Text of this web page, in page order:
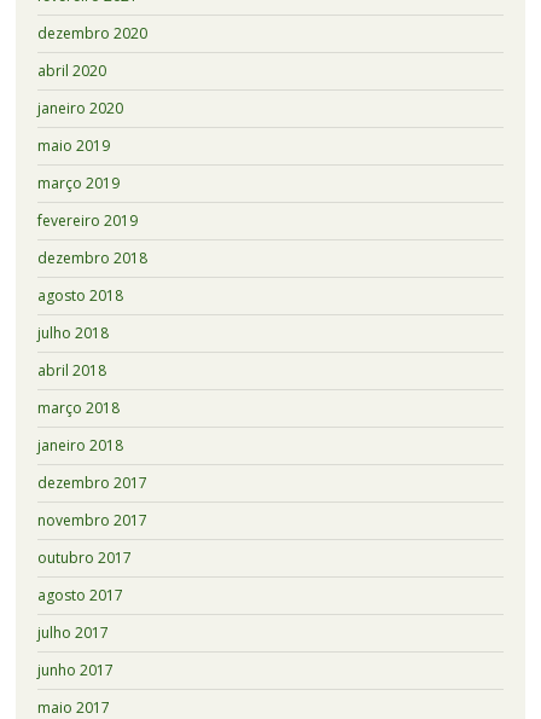
dezembro 2020
abril 2020
janeiro 2020
maio 2019
março 2019
fevereiro 2019
dezembro 2018
agosto 2018
julho 2018
abril 2018
março 2018
janeiro 2018
dezembro 2017
novembro 2017
outubro 2017
agosto 2017
julho 2017
junho 2017
maio 2017